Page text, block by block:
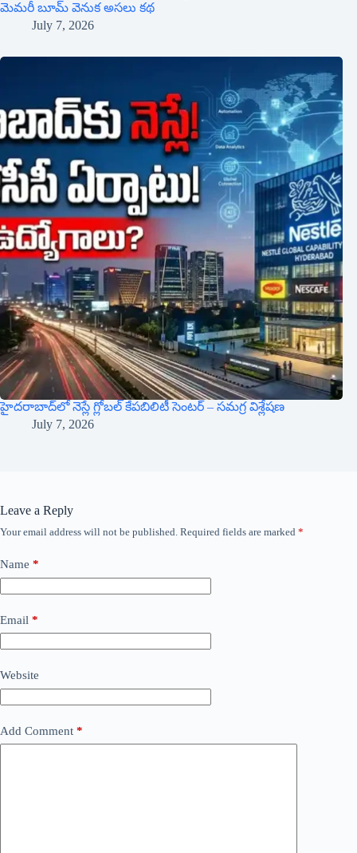
మెమరీ బూమ్ వెనుక అసలు కథ
July 7, 2026
హైదరాబాద్‌లో నెస్లే గ్లోబల్ కేపబిలిటీ సెంటర్ – సమగ్ర విశ్లేషణ
July 7, 2026
Leave a Reply
Your email address will not be published. Required fields are marked *
Name *
Email *
Website
Add Comment *